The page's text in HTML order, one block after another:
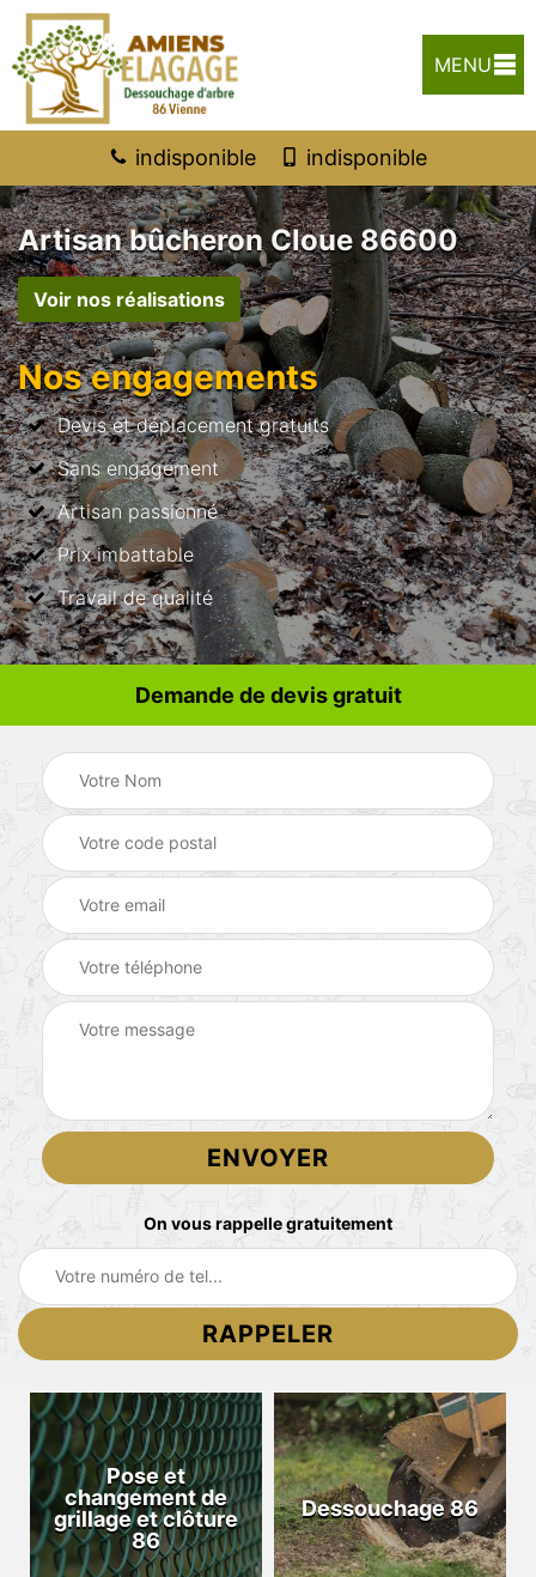
MENU
indisponible indisponible
Artisan bûcheron Cloue 86600
Voir nos réalisations
Nos engagements
Devis et déplacement gratuits
Sans engagement
Artisan passionné
Prix imbattable
Travail de qualité
Demande de devis gratuit
On vous rappelle gratuitement
Pose et
changement de
grillage et clôture
86
Dessouchage 86